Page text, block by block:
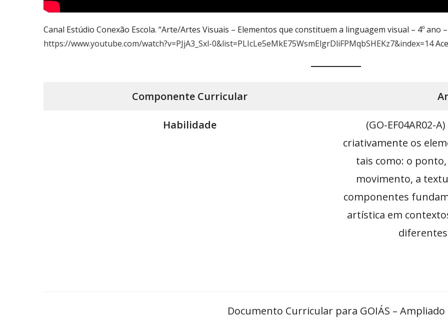
Canal Estúdio Conexão Escola. “Arte/Artes Visuais – Elementos que constituem a linguagem visual – 4º ano
https://www.youtube.com/watch?v=PJjA3_Sxl-0&list=PLIcLe5eMkE75WsmElgrDliFPMqbSHEKz7&index=14
Componente Curricular
Habilidade
(GO-EF04AR02-
criativamente os
tais como: o
movimento, a
componentes
artística em
Documento Curricular para GOIÁS – Ampliado